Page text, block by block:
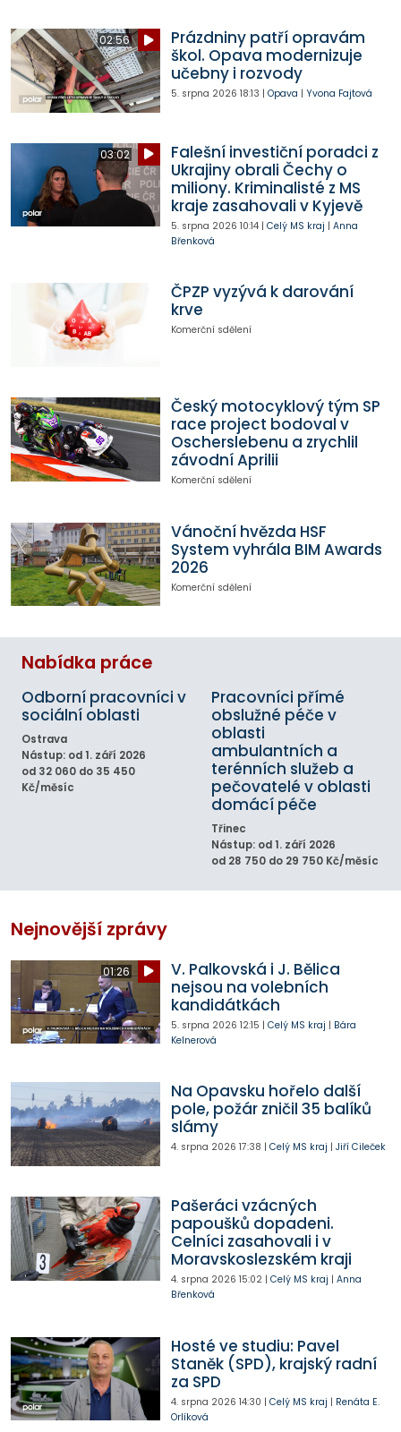
02:56
Prázdniny patří opravám
škol. Opava modernizuje
učebny i rozvody
5. srpna 2026 18:13 | Opava | Yvona Fajtová
03:02
Falešní investiční poradci z
Ukrajiny obrali Čechy o
miliony. Kriminalisté z MS
kraje zasahovali v Kyjevě
5. srpna 2026 10:14| Celý MS kraj | Anna
Břenková
ČPZP vyzývá k darování
krve
Komerční sdělení
Český motocyklový tým SP
race project bodoval v
Oscherslebenu a zrychlil
závodní Aprilii
Komerční sdělení
Vánoční hvězda HSF
System vyhrála BIM Awards
2026
Komerční sdělení
Nabídka práce
Odborní pracovníci v
sociální oblasti
Ostrava
Nástup: od 1. září 2026
od 32 060 do 35 450
Kč/měsíc
Pracovníci přímé
obslužné péče v
oblasti
ambulantních a
terénních služeb a
pečovatelé v oblasti
domácí péče
Třinec
Nástup: od 1. září 2026
od 28 750 do 29 750 Kč/měsíc
Nejnovější zprávy
01:26
V. Palkovská i J. Bělica
nejsou na volebních
kandidátkách
5. srpna 2026 12:15 | Celý MS kraj | Bára
Kelnerová
Na Opavsku hořelo další
pole, požár zničil 35 balíků
slámy
4. srpna 2026 17:38 | Celý MS kraj | Jiří Cileček
Pašeráci vzácných
papoušků dopadeni.
Celníci zasahovali i v
Moravskoslezském kraji
4. srpna 2026 15:02| Celý MS kraj | Anna
Břenková
Hosté ve studiu: Pavel
Staněk (SPD), krajský radní
za SPD
4. srpna 2026 14:30 | Celý MS kraj | Renáta E.
Orlíková